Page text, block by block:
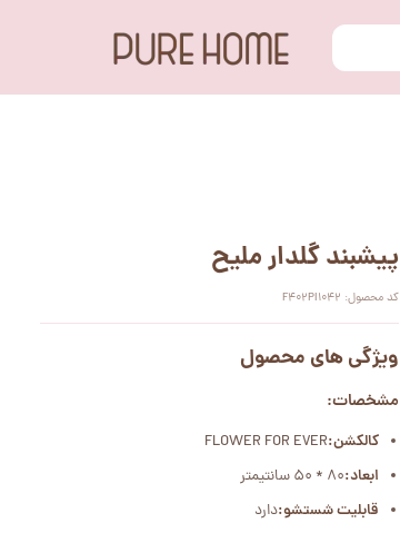
پیشبند گلدار ملیح
کد محصول: F402PI1042
ویژگی های محصول
مشخصات:
کالکشن:FLOWER FOR EVER
ابعاد:80 * 50 سانتیمتر
قابلیت شستشو:دارد